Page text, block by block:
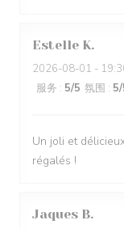
Estelle K
2026-08-01 -
服务 : 5/5 氛围 : 5
Un joli et
régalés !
Jaques B